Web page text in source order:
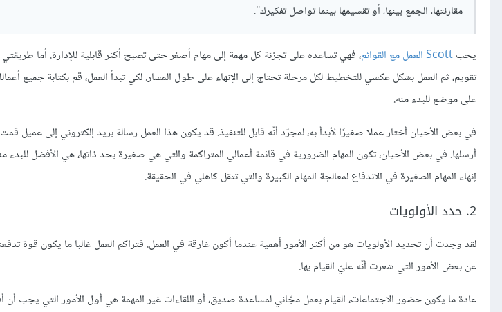
مقارنتها، الجمع بينها، أو تقسيمها بينما تواصل تفكيرك".
يحبScott العمل مع القوائم
، فهي تساعده على تجزئة كل مهمة إلى مهام أصغر حتى تصبح أكثر قابلية للإدارة. أما
تقويم، ثم العمل بشكل عكسي للتخطيط لكل مرحلة تحتاج إلى الإنهاء على طول المسار. لكي تبدأ العمل، قم بكتابة جميع
على موضع للبدء منه.
في بعض الأحيان أختار عملا صغيرًا لأبدأ به، لمجرّد أنّه قابل للتنفيذ. قد يكون هذا العمل رسالة بريد إلكتروني إلى عميل
أرسلها. في بعض الأحيان، تكون المهام الضرورية في قائمة أعمالي المتراكمة والتي هي صغيرة بحد ذاتها، هي الأفضل للبدء
إنهاء المهام الصغيرة في الاندفاع لمعالجة المهام الكبيرة والتي تثقل كاهلي في الحقيقة.
2. حدد الأولويات
لقد وجدت أن تحديد الأولويات هو من أكثر الأمور أهمية عندما أكون غارقة في العمل. فتراكم العمل غالبا ما يكون قوة
عن بعض الأمور التي شعرت أنّه عليّ القيام بها.
عادة ما يكون حضور الاجتماعات، القيام بعمل مجّاني لمساعدة صديق، أو اللقاءات غير المهمة هي أول الأمور التي يجب أن